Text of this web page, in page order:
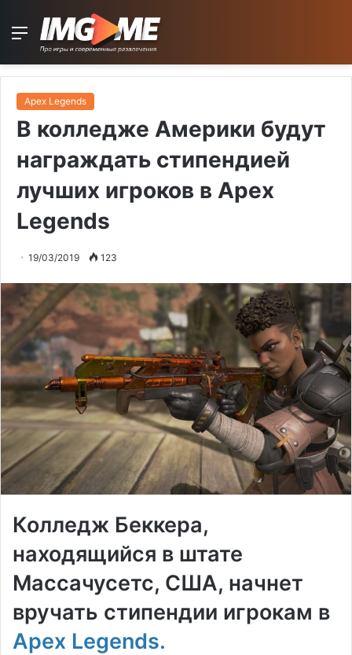
Menu
Apex Legends
В колледже Америки будут
награждать стипендией
лучших игроков в Apex
Legends
19/03/2019 123
Колледж Беккера,
находящийся в штате
Массачусетс, США, начнет
вручать стипендии игрокам в
Apex Legends.